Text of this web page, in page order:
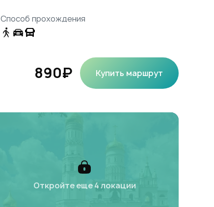
Способ прохождения
890₽ Купить маршрут
Откройте еще 4 локации